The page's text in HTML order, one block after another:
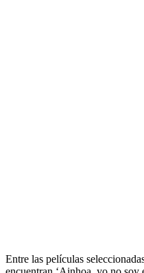
Entre las películas